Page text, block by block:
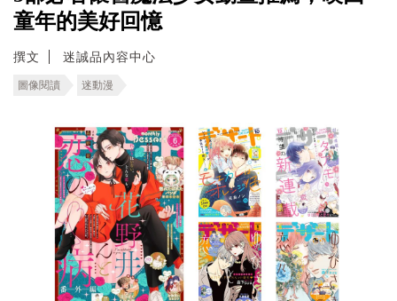
童年的美好回憶
撰文 迷誠品內容中心
圖像閱讀 迷動漫